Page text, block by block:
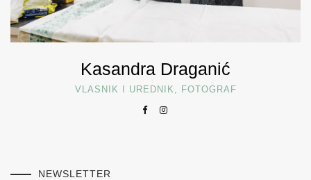
Kasandra Draganić
VLASNIK I UREDNIK, FOTOGRAF
NEWSLETTER